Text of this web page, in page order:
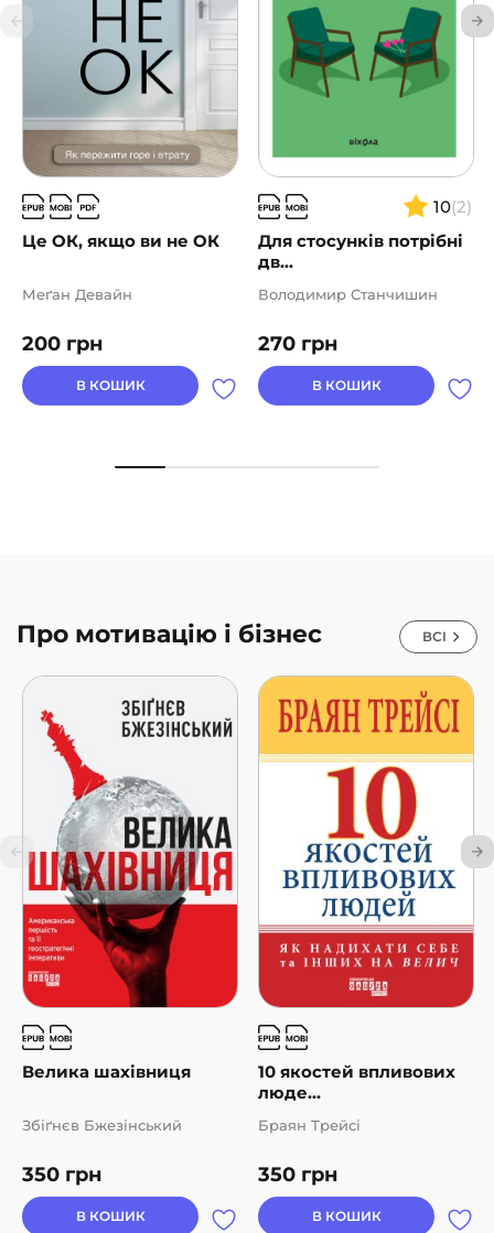
Це ОК, якщо ви не ОК
200 грн
Меґан Девайн
В КОШИК
10(2)
Для стосунків потрібні
дв...
270 грн
Володимир Станчишин
В КОШИК
Про мотивацію і бізнес ВСІ
Велика шахівниця
350 грн
Збіґнєв Бжезінський
В КОШИК
10 якостей впливових
люде...
350 грн
Браян Трейсі
В КОШИК